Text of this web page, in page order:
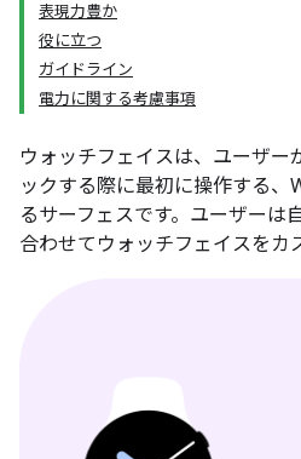
表現力豊か
役に立つ
ガイドライン
電力に関する考慮事項
ウォッチフェイスは、ユーザー
ックする際に最初に操作する、
るサーフェスです。ユーザーは
合わせてウォッチフェイスをカ